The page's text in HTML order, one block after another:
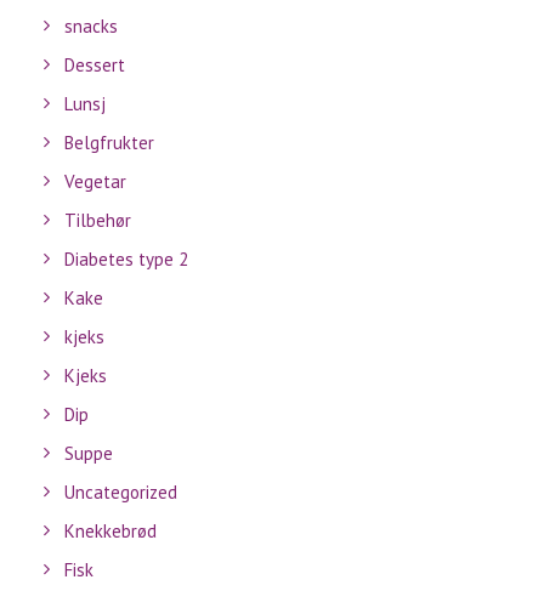
snacks
Dessert
Lunsj
Belgfrukter
Vegetar
Tilbehør
Diabetes type 2
Kake
kjeks
Kjeks
Dip
Suppe
Uncategorized
Knekkebrød
Fisk